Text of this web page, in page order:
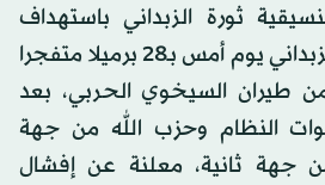
ثورة الزبداني باستهداف
طيران النظام مدينة الزبداني يوم أمس بـ28 برميلا متفجرا
من طيران السيخوي الحربي، بعد
النظام وحزب الله من جهة
جهة ثانية، معلنة عن إفشال